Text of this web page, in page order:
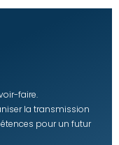
faire.
la transmission
pour un futur